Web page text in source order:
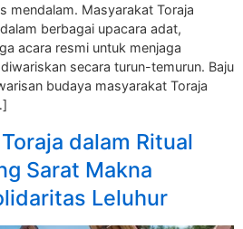
mendalam. Masyarakat Toraja
berbagai upacara adat,
acara resmi untuk menjaga
secara turun-temurun. Baju
budaya masyarakat Toraja
dalam Ritual
Sarat Makna
Leluhur